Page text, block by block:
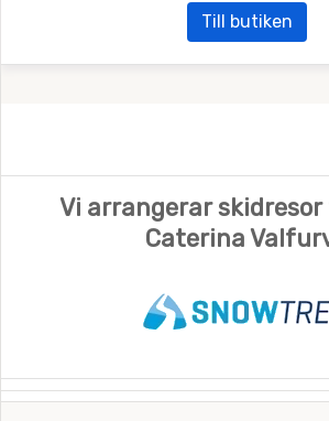
Till butiken
Vi arrangerar
Caterina